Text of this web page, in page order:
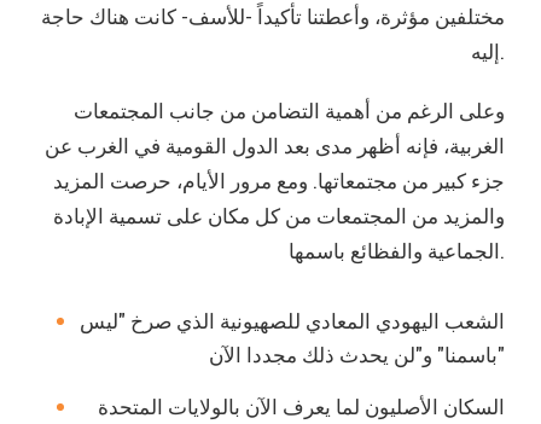
مختلفين مؤثرة، وأعطتنا تأكيداً -للأسف- كانت هناك حاجة
إليه.
وعلى الرغم من أهمية التضامن من جانب المجتمعات
الغربية، فإنه أظهر مدى بعد الدول القومية في الغرب عن
جزء كبير من مجتمعاتها. ومع مرور الأيام، حرصت المزيد
والمزيد من المجتمعات من كل مكان على تسمية الإبادة
الجماعية والفظائع باسمها.
الشعب اليهودي المعادي للصهيونية الذي صرخ "ليس
باسمنا" و"لن يحدث ذلك مجددا الآن"
السكان الأصليون لما يعرف الآن بالولايات المتحدة